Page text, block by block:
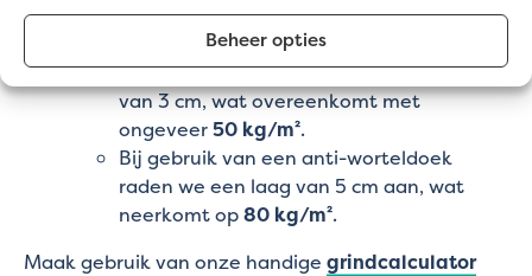
Beheer opties
kg/m².
Sierborders of bodembedekking:
Met fijne grindmatten volstaat een laag
van 3 cm, wat overeenkomt met
ongeveer50 kg/m².
Bij gebruik van een anti-worteldoek
raden we een laag van 5 cm aan, wat
neerkomt op80 kg/m².
Maak gebruik van onze handige grindcalculator